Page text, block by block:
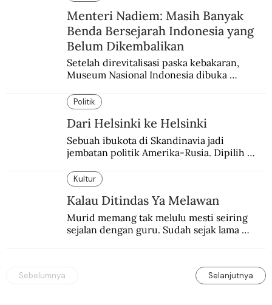
Menteri Nadiem: Masih Banyak
Benda Bersejarah Indonesia yang
Belum Dikembalikan
Setelah direvitalisasi paska kebakaran,
Museum Nasional Indonesia dibuka
Pameran Repatriasi 2024.
Politik
Dari Helsinki ke Helsinki
Sebuah ibukota di Skandinavia jadi
jembatan politik Amerika-Rusia. Dipilih
Kultur
Kalau Ditindas Ya Melawan
Murid memang tak melulu mesti seiring
sejalan dengan guru. Sudah sejak lama
Sebelumnya Selanjutnya